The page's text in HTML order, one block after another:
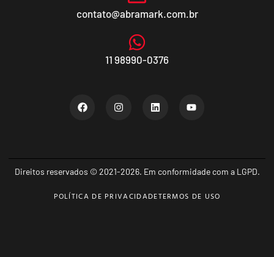
contato@abramark.com.br
11 98990-0376
Direitos reservados © 2021-2026. Em conformidade com a LGPD.
POLÍTICA DE PRIVACIDADETERMOS DE USO